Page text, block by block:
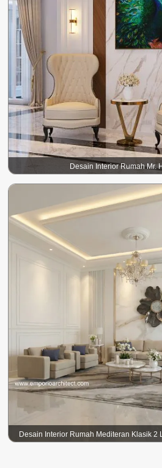
Desain Interior Rumah Mr.
Desain Interior Rumah Mediteran Klasik 2